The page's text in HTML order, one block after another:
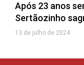
Após 23 anos
Sertãozinho
13 de julho de 2024